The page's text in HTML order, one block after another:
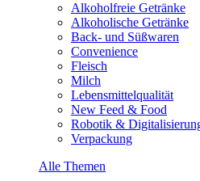
Alkoholfreie Getränke
Alkoholische Getränke
Back- und Süßwaren
Convenience
Fleisch
Milch
Lebensmittelqualität
New Feed & Food
Robotik &
Verpackung
Alle Themen